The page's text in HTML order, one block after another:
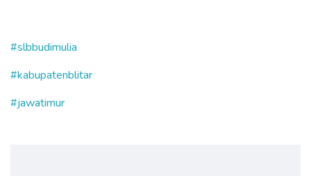
#slbbudimulia
#kabupatenblitar
#jawatimur